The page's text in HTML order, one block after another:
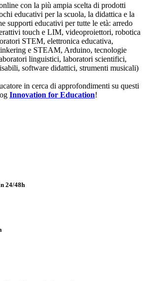
con la più ampia scelta di prodotti
educativi per la scuola, la didattica e la
supporti educativi per tutte le età: arredo
touch e LIM, videoproiettori, robotica
STEM, elettronica educativa,
e STEAM, Arduino, tecnologie
linguistici, laboratori scientifici,
software didattici, strumenti musicali)
in cerca di approfondimenti su questi
Innovation for Education!
24/48h